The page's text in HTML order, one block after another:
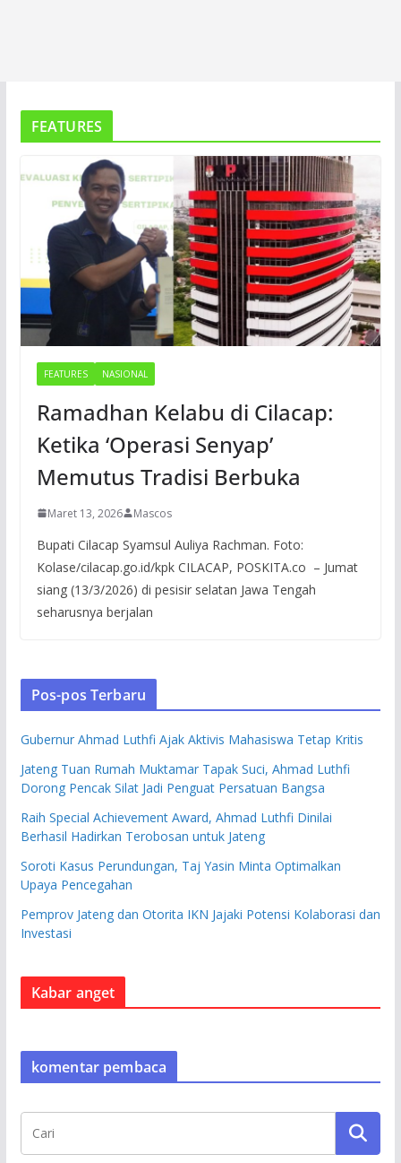
FEATURES
FEATURES NASIONAL
Ramadhan Kelabu di Cilacap:
Ketika ‘Operasi Senyap’
Memutus Tradisi Berbuka
Maret 13, 2026 Mascos
Bupati Cilacap Syamsul Auliya Rachman. Foto:
Kolase/cilacap.go.id/kpk CILACAP, POSKITA.co – Jumat
siang (13/3/2026) di pesisir selatan Jawa Tengah
seharusnya berjalan
Pos-pos Terbaru
Gubernur Ahmad Luthfi Ajak Aktivis Mahasiswa Tetap Kritis
Jateng Tuan Rumah Muktamar Tapak Suci, Ahmad Luthfi
Dorong Pencak Silat Jadi Penguat Persatuan Bangsa
Raih Special Achievement Award, Ahmad Luthfi Dinilai
Berhasil Hadirkan Terobosan untuk Jateng
Soroti Kasus Perundungan, Taj Yasin Minta Optimalkan
Upaya Pencegahan
Pemprov Jateng dan Otorita IKN Jajaki Potensi Kolaborasi dan
Investasi
Kabar anget
komentar pembaca